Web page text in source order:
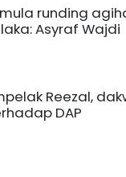
runding
Asyraf Wajdi
Reezal,
DAP